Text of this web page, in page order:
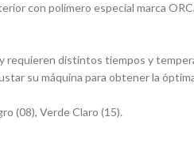
con polímero especial marca
requieren distintos tiempos y
su máquina para obtener la
(08), Verde Claro (15).